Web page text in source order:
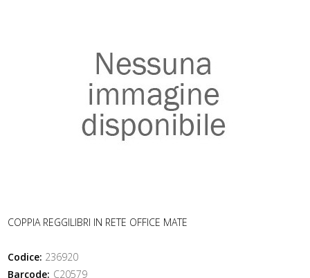
COPPIA REGGILIBRI IN RETE OFFICE MATE
Codice: 236920
Barcode: C20579